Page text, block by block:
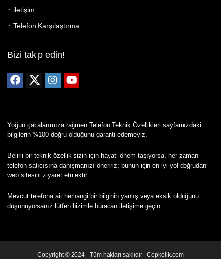
iletişim
Telefon Karşılaştırma
Bizi takip edin!
Yoğun çabalarımıza rağmen Telefon Teknik Özellikleri sayfamızdaki
bilgilerin %100 doğru olduğunu garanti edemeyiz.
Belirli bir teknik özellik sizin için hayati önem taşıyorsa, her zaman
telefon satıcısına danışmanızı öneririz; bunun için en iyi yol doğrudan
web sitesini ziyaret etmektir.
Mevcut telefona ait herhangi bir bilginin yanlış veya eksik olduğunu
düşünüyorsanız lütfen bizimle buradan iletişime geçin.
Copyright © 2024 - Tüm hakları saklıdır - Cepkolik.com